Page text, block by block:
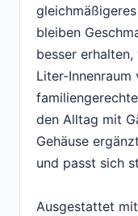
bleiben
besser
Liter-
den Alltag mit
Gehäuse
und passt sich
Ausgestattet